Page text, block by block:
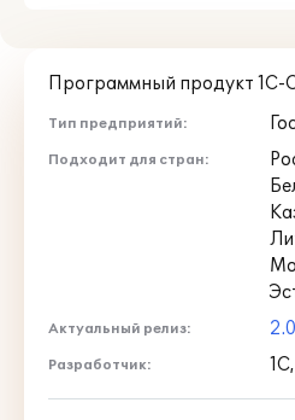
Программный продукт 1С-
Тип предприятий:
Подходит для стран:
Актуальный релиз:
Разработчик: